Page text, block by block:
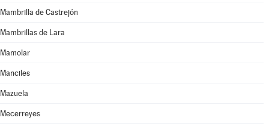
Mambrilla de Castrejón
Mambrillas de Lara
Mamolar
Manciles
Mazuela
Mecerreyes